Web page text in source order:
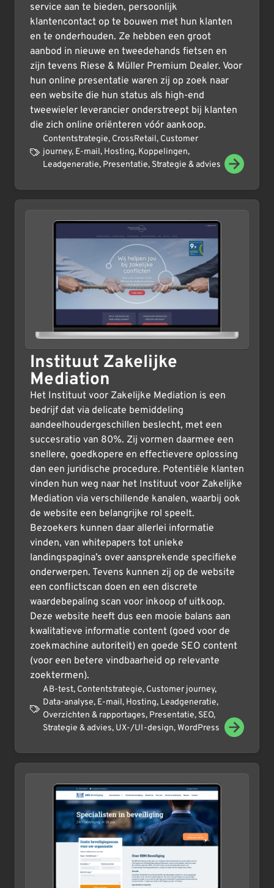
service aan te bieden, persoonlijk
klantencontact op te bouwen met hun klanten
en te onderhouden. Ze hebben een groot
aanbod in nieuwe en tweedehands fietsen en
zijn tevens Riese & Müller Premium Dealer. Voor
hun online presentatie waren zij op zoek naar
een website die hun status als high-end
tweewieler leverancier onderstreept bij klanten
die zich online oriënteren vóór aankoop.
Contentstrategie, CrossRetail, Customer
journey, E-mail, Hosting, Koppelingen,
Leadgeneratie, Presentatie, Strategie & advies
Instituut Zakelijke
Mediation
Het Instituut voor Zakelijke Mediation is een
bedrijf dat via delicate bemiddeling
aandeelhoudergeschillen beslecht, met een
succesratio van 80%. Zij vormen daarmee een
snellere, goedkopere en effectievere oplossing
dan een juridische procedure. Potentiële klanten
vinden hun weg naar het Instituut voor Zakelijke
Mediation via verschillende kanalen, waarbij ook
de website een belangrijke rol speelt.
Bezoekers kunnen daar allerlei informatie
vinden, van whitepapers tot unieke
landingspagina’s over aansprekende specifieke
onderwerpen. Tevens kunnen zij op de website
een conflictscan doen en een discrete
waardebepaling scan voor inkoop of uitkoop.
Deze website heeft dus een mooie balans aan
kwalitatieve informatie content (goed voor de
zoekmachine autoriteit) en goede SEO content
(voor een betere vindbaarheid op relevante
zoektermen).
AB-test, Contentstrategie, Customer journey,
Data-analyse, E-mail, Hosting, Leadgeneratie,
Overzichten & rapportages, Presentatie, SEO,
Strategie & advies, UX-/UI-design,WordPress